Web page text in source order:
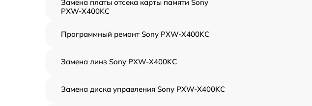
Замена платы отсека карты памяти Sony
PXW-X400KC
Программный ремонт Sony PXW-X400KC
Замена линз Sony PXW-X400KC
Замена диска управления Sony PXW-X400KC